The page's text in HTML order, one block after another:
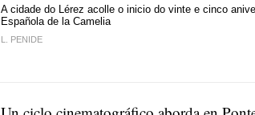
A cidade do Lérez acolle o inicio do vinte e cinco
Española de la Camelia
L. PENIDE